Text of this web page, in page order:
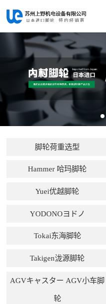
脚轮荷重选型
Hammer 哈玛脚轮
Yuei优越脚轮
YODONOヨドノ
Tokai东海脚轮
Takigen泷源脚轮
AGVキャスター AGV小车脚
轮